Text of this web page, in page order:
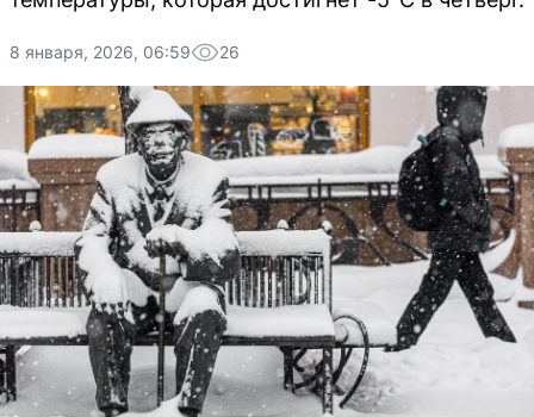
8 января, 2026, 06:59 26